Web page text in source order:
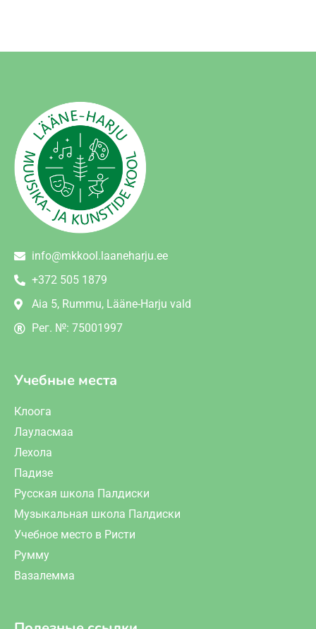
info@mkkool.laaneharju.ee
+372 505 1879
Aia 5, Rummu, Lääne-Harju vald
Рег. №: 75001997
Учебные места
Клоога
Лауласмаа
Лехола
Падизе
Русская школа Палдиски
Музыкальная школа Палдиски
Учебное место в Ристи
Румму
Вазалемма